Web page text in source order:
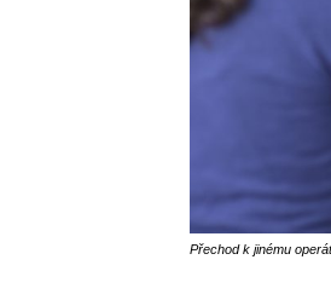
Přechod k jinému